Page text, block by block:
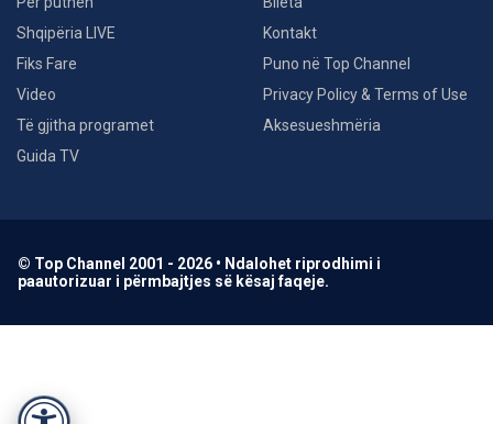
Shqipëria LIVE
Fiks Fare
Video
Të gjitha programet
Guida TV
Kontakt
Puno në Top Channel
Privacy Policy & Terms of Use
Aksesueshmëria
© Top Channel 2001 - 2026 • Ndalohet riprodhimi i
paautorizuar i përmbajtjes së kësaj faqeje.